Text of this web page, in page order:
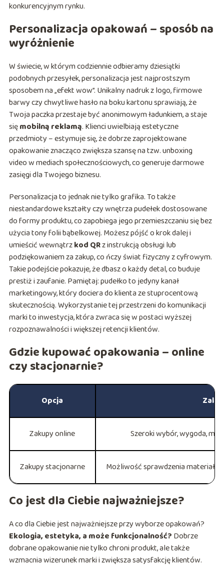
konkurencyjnym rynku.
Personalizacja opakowań – sposób na
wyróżnienie
W świecie, w którym codziennie odbieramy dziesiątki
podobnych przesyłek, personalizacja jest najprostszym
sposobem na „efekt wow”. Unikalny nadruk z logo, firmowe
barwy czy chwytliwe hasło na boku kartonu sprawiają, że
Twoja paczka przestaje być anonimowym ładunkiem, a staje
sięmobilną reklamą. Klienci uwielbiają estetyczne
przedmioty – estymuje się, że dobrze zaprojektowane
opakowanie znacząco zwiększa szansę na tzw. unboxing
video w mediach społecznościowych, co generuje darmowe
zasięgi dla Twojego biznesu.
Personalizacja to jednak nie tylko grafika. To także
niestandardowe kształty czy wnętrza pudełek dostosowane
do formy produktu, co zapobiega jego przemieszczaniu się bez
użycia tony folii bąbelkowej. Możesz pójść o krok dalej i
umieścić wewnątrzkod QRz instrukcją obsługi lub
podziękowaniem za zakup, co ńczy świat fizyczny z cyfrowym.
Takie podejście pokazuje, że dbasz o każdy detal, co buduje
prestiż i zaufanie. Pamiętaj: pudełko to jedyny kanał
marketingowy, który dociera do klienta ze stuprocentową
skutecznością. Wykorzystanie tej przestrzeni do komunikacji
marki to inwestycja, która zwraca się w postaci wyższej
rozpoznawalności i większej retencji klientów.
Gdzie kupować opakowania – online
czy stacjonarnie?
Opcja
Zakupy online Szeroki wybór, wygoda,
Zakupy stacjonarne Możliwość sprawdzenia
Co jest dla Ciebie najważniejsze?
A co dla Ciebie jest najważniejsze przy wyborze opakowań?
Ekologia, estetyka, a może funkcjonalność? Dobrze
dobrane opakowanie nie tylko chroni produkt, ale także
wzmacnia wizerunek marki i zwiększa satysfakcję klientów.